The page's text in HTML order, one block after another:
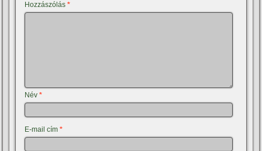
Hozzászólás*
Név*
E-mail cím*